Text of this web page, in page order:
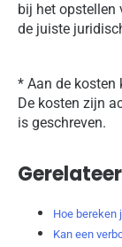
bij het opstellen
de juiste
* Aan de kosten
De kosten zijn
is geschreven.
Hoe bereken
Kan een